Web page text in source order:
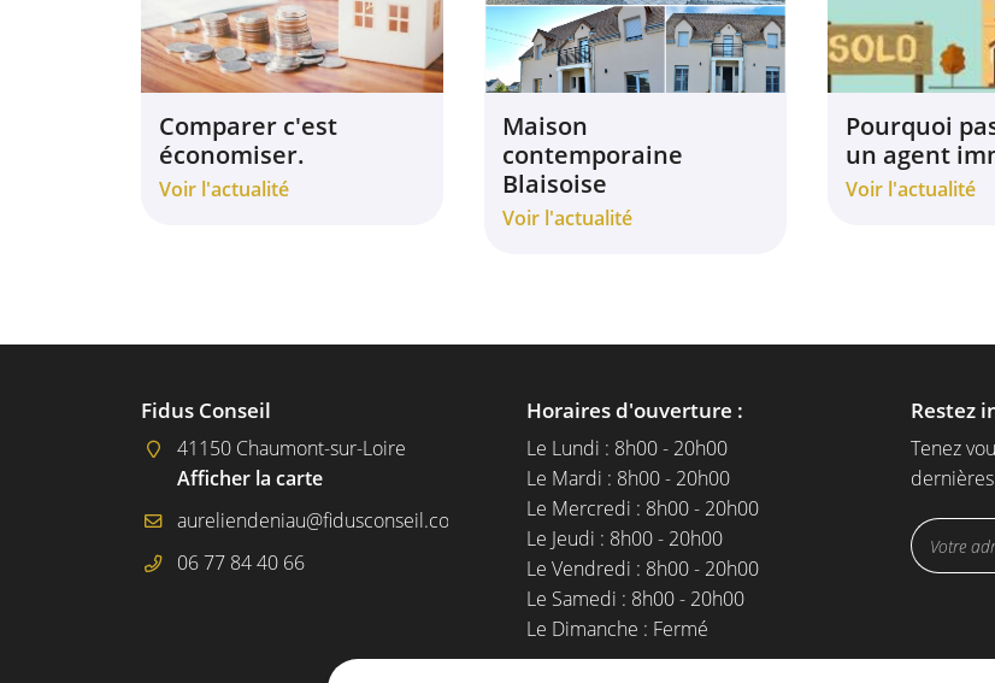
Comparer c'est
économiser.
Voir l'actualité
Maison
contemporaine
Blaisoise
Voir l'actualité
Pourquoi
un agent
Voir l'actualité
Fidus Conseil
41150 Chaumont-sur-Loire
Afficher la carte
06 77 84 40 66
Horaires d'ouverture :
Le Lundi : 8h00 - 20h00
Le Mardi : 8h00 - 20h00
Le Mercredi : 8h00 - 20h00
Le Jeudi : 8h00 - 20h00
Le Vendredi : 8h00 - 20h00
Le Samedi : 8h00 - 20h00
Le Dimanche : Fermé
Restez
Tenez